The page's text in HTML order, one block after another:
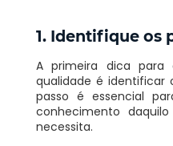
1. Identifique os
A primeira dica para
qualidade é identificar
passo é essencial
conhecimento
necessita.